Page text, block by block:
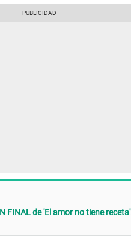
FINAL de 'El amor no tiene